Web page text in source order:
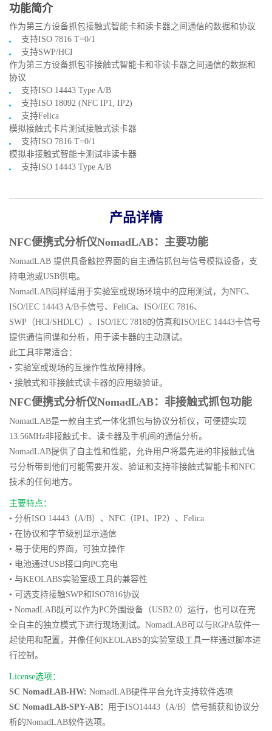
功能简介
作为第三方设备抓包接触式智能卡和读卡器之间通信的数据和协议
支持ISO 7816 T=0/1
支持SWP/HCI
作为第三方设备抓包非接触式智能卡和非读卡器之间通信的数据和
协议
支持ISO 14443 Type A/B
支持ISO 18092 (NFC IP1, IP2)
支持Felica
模拟接触式卡片测试接触式读卡器
支持ISO 7816 T=0/1
模拟非接触式智能卡测试非读卡器
支持ISO 14443 Type A/B
产品详情
NFC便携式分析仪NomadLAB：主要功能
NomadLAB 提供具备触控界面的自主通信抓包与信号模拟设备，支
持电池或USB供电。
NomadLAB同样适用于实验室或现场环境中的应用测试，为NFC、
ISO/IEC 14443 A/B卡信号、FeliCa、ISO/IEC 7816、
SWP（HCI/SHDLC）、ISO/IEC 7818的仿真和ISO/IEC 14443卡信号
提供通信间谍和分析，用于读卡器的主动测试。
此工具非常适合：
• 实验室或现场的互操作性故障排除。
• 接触式和非接触式读卡器的应用级验证。
NFC便携式分析仪NomadLAB：非接触式抓包功能
NomadLAB是一款 自主式一体化抓包与协议分析仪，可便捷实现
13.56MHz非接触式卡、读卡器及手机间的通信分析。
NomadLAB提供了自主性和性能，允许用户将最先进的非接触式信
号分析带到他们可能需要开发、验证和支持非接触式智能卡和NFC
技术的任何地方。
主要特点：
• 分析ISO 14443（A/B）、NFC（IP1、IP2）、Felica
• 在协议和字节级别显示通信
• 易于使用的界面，可独立操作
• 电池通过USB接口向PC充电
• 与KEOLABS实验室级工具的兼容性
• 可选支持接触SWP和ISO7816协议
• NomadLAB既可以作为PC外围设备（USB2.0）运行，也可以在完
全自主的独立模式下进行现场测试。NomadLAB可以与RGPA软件一
起使用和配置，并像任何KEOLABS的实验室级工具一样通过脚本进
行控制。
License选项：
SC NomadLAB-HW: NomadLAB硬件平台允许支持软件选项
SC NomadLAB-SPY-AB： 用于ISO14443（A/B）信号捕获和协议分
析的NomadLAB软件选项。